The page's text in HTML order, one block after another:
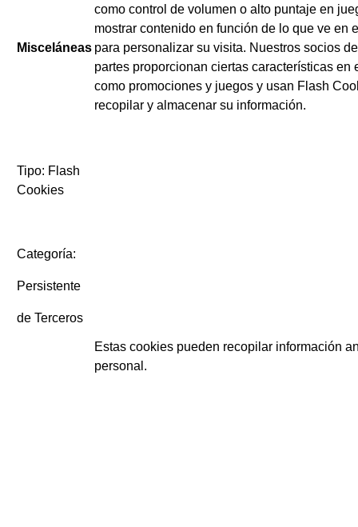
Misceláneas
como control de volumen o alto puntaje en
mostrar contenido en función de lo que ve en
para personalizar su visita. Nuestros socios
partes proporcionan ciertas características en
como promociones y juegos y usan Flash
recopilar y almacenar su información.
Tipo: Flash
Cookies
Categoría:
Persistente
de Terceros
Estas cookies pueden recopilar información
personal.